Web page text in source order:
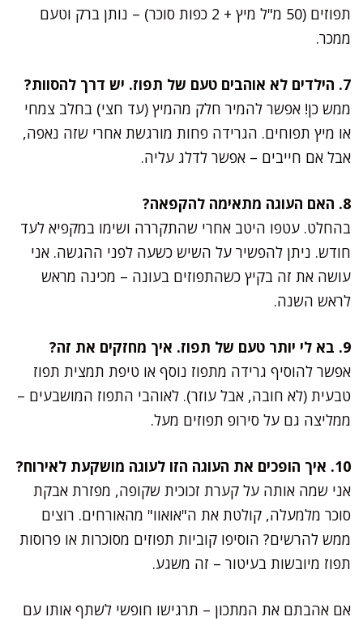
תפוזים (50 מ"ל מיץ + 2 כפות סוכר) – נותן ברק וטעם
ממכר.
7. הילדים לא אוהבים טעם של תפוז. יש דרך להסוות?
ממש כן! אפשר להמיר חלק מהמיץ (עד חצי) בחלב צמחי
או מיץ תפוחים. הגרידה פחות מורגשת אחרי שזה נאפה,
אבל אם חייבים – אפשר לדלג עליה.
8. האם העוגה מתאימה להקפאה?
בהחלט. עטפו היטב אחרי שהתקררה ושימו במקפיא לעד
חודש. ניתן להפשיר על השיש כשעה לפני ההגשה. אני
עושה את זה בקיץ כשהתפוזים בעונה – מכינה מראש
לראש השנה.
9. בא לי יותר טעם של תפוז. איך מחזקים את זה?
אפשר להוסיף גרידה מתפוז נוסף או טיפת תמצית תפוז
טבעית (לא חובה, אבל עוזר). לאוהבי התפוז המושבעים –
ממליצה גם על סירופ תפוזים מעל.
10. איך הופכים את העוגה הזו לעוגה מושקעת לאירוח?
אני שמה אותה על קערת זכוכית שקופה, מפזרת אבקת
סוכר מלמעלה, קולטת את ה"אואוו" מהאורחים. רוצים
ממש להרשים? הוסיפו קוביות תפוזים מסוכרות או פרוסות
תפוז מיובשות בעיטור – זה משגע.
אם אהבתם את המתכון – תרגישו חופשי לשתף אותו עם